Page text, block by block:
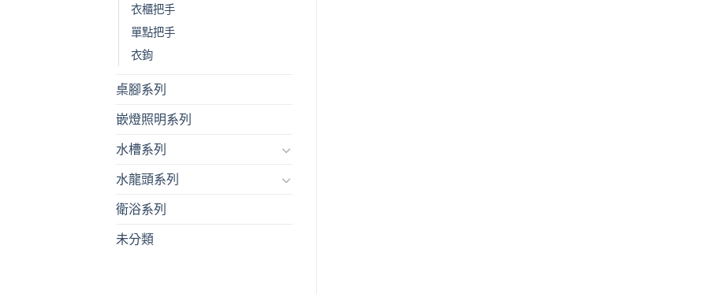
衣櫃把手
單點把手
衣鉤
桌腳系列
嵌燈照明系列
水槽系列
水龍頭系列
衛浴系列
未分類